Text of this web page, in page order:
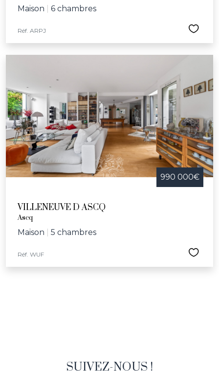
Maison 6 chambres
Réf. ARPJ
990 000€
VILLENEUVE D ASCQ
Ascq
Maison 5 chambres
Réf. WUF
SUIVEZ-NOUS !